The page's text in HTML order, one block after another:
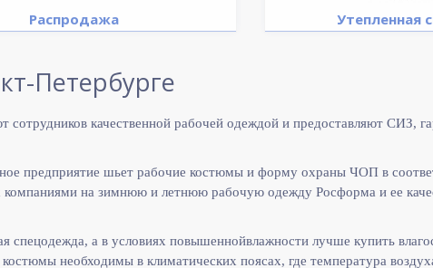
Распродажа Утепленная
Петербурге
качественной рабочей одеждой и предоставляют СИЗ,
предприятие шьет рабочие костюмы и форму охраны ЧОП в
на зимнюю и летнюю рабочую одежду Росформа и ее
а в условиях повышеннойвлажности лучше купить
необходимы в климатических поясах, где температура